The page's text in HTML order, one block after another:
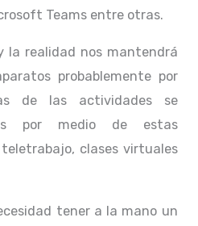
Teams entre otras.
la realidad nos mantendrá
probablemente por
de las actividades se
por medio de estas
clases virtuales
tener a la mano un